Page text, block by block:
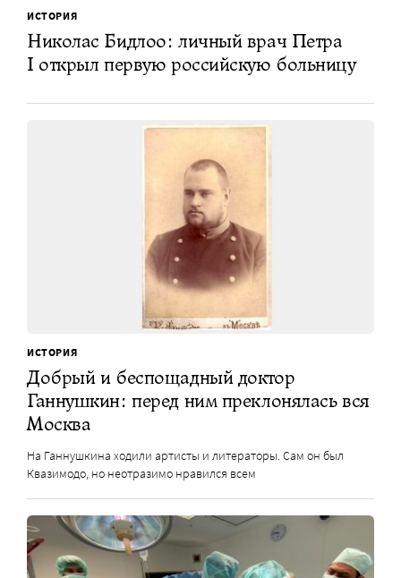
ИСТОРИЯ
Николас Бидлоо: личный врач Петра
I открыл первую российскую больницу
ИСТОРИЯ
Добрый и беспощадный доктор
Ганнушкин: перед ним преклонялась вся
Москва
На Ганнушкина ходили артисты и литераторы. Сам он был
Квазимодо, но неотразимо нравился всем